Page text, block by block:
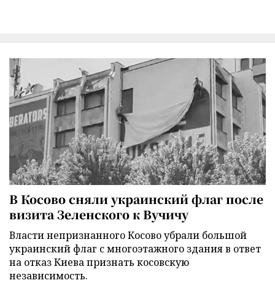
В Косово сняли украинский флаг после
визита Зеленского к Вучичу
Власти непризнанного Косово убрали большой
украинский флаг с многоэтажного здания в ответ
на отказ Киева признать косовскую
независимость.